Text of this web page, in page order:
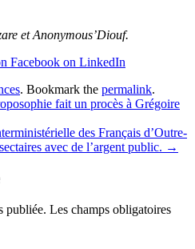
et Anonymous’Diouf.
Facebook on LinkedIn
. Bookmark the permalink.
fait un procès à Grégoire
des Français d’Outre-
avec de l’argent public. →
publiée. Les champs obligatoires